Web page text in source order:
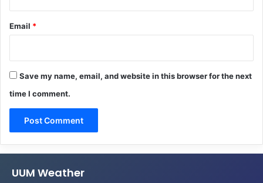
Email *
Save my name, email, and website in this browser for the next
time I comment.
UUM Weather